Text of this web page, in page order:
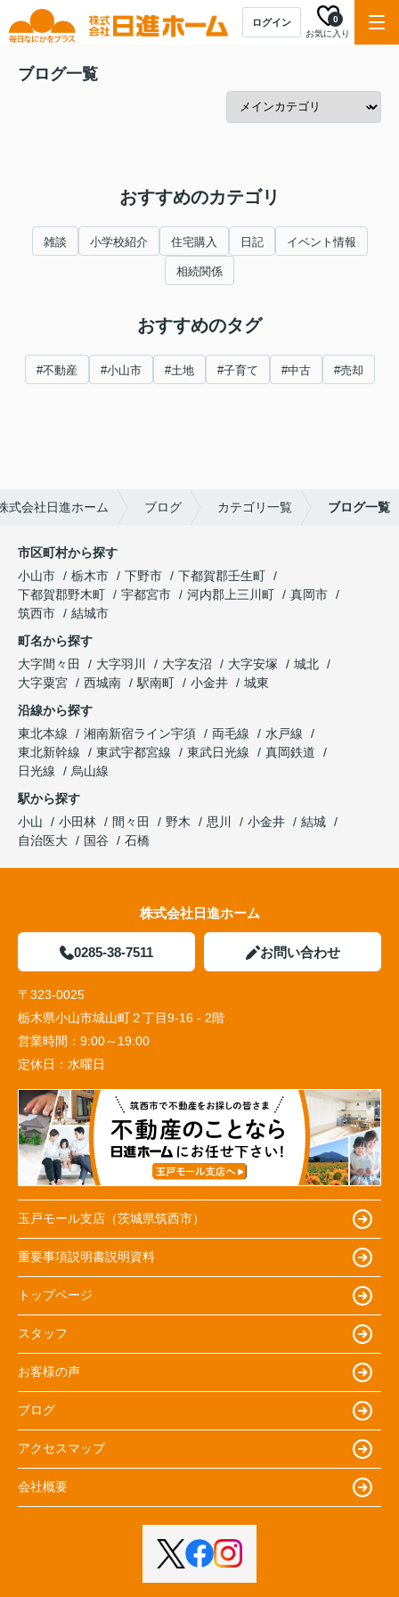
ログイン
お気に入り
0
ブログ一覧
おすすめのカテゴリ
雑談 小学校紹介 住宅購入 日記 イベント情報
相続関係
おすすめのタグ
#不動産 #小山市 #土地 #子育て #中古 #売却
式会社日進ホーム ブログ カテゴリ一覧 ブログ一覧
市区町村から探す
小山市
栃木市 下野市
下都賀郡壬生町
下都賀郡野木町
宇都宮市 河内郡上三川町
真岡市
筑西市
結城市
町名から探す
大字間々田
大字羽川 大字友沼 大字安塚
城北
大字粟宮
西城南 駅南町 小金井
城東
沿線から探す
東北本線
湘南新宿ライン宇須 両毛線
水戸線
東北新幹線
東武宇都宮線 東武日光線
真岡鉄道
日光線
烏山線
駅から探す
小山
小田林 間々田 野木 思川 小金井
結城
自治医大
国谷 石橋
株式会社日進ホーム
0285-38-7511 お問い合わせ
〒323-0025
栃木県小山市城山町２丁目9-16 - 2階
営業時間： 9:00～19:00
定休日： 水曜日
玉戸モール支店（茨城県筑西市）
重要事項説明書説明資料
トップページ
スタッフ
お客様の声
ブログ
アクセスマップ
会社概要